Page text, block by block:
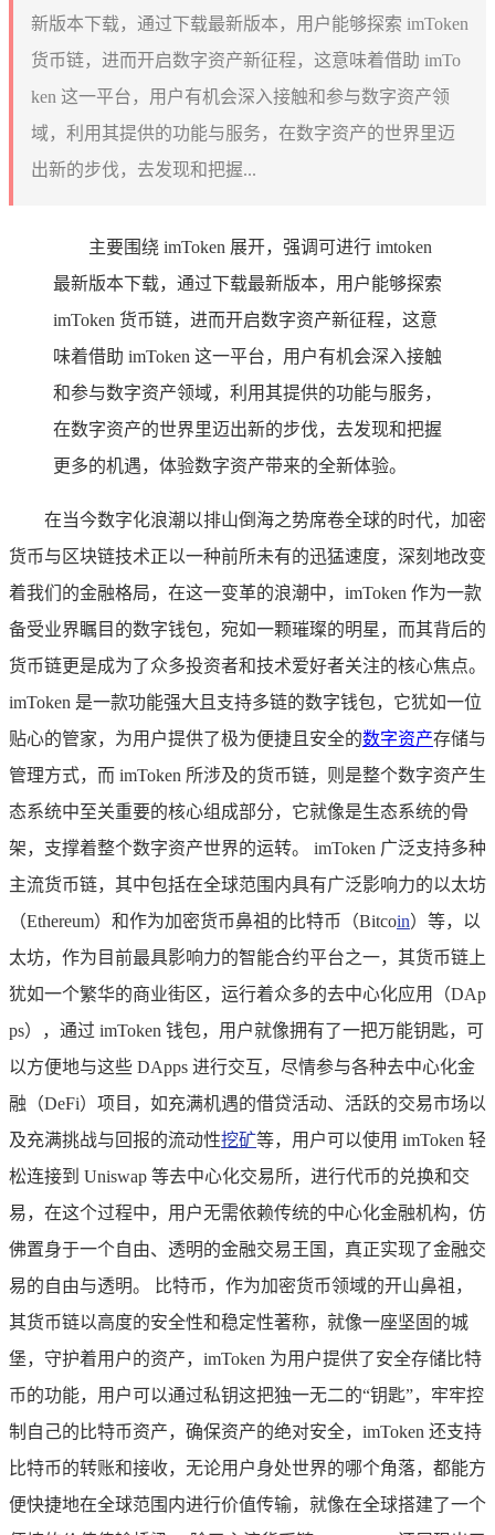
新版本下载，通过下载最新版本，用户能够探索 imToken
货币链，进而开启数字资产新征程，这意味着借助 imTo
ken 这一平台，用户有机会深入接触和参与数字资产领
域，利用其提供的功能与服务，在数字资产的世界里迈
出新的步伐，去发现和把握...
主要围绕 imToken 展开，强调可进行 imtoken
最新版本下载，通过下载最新版本，用户能够探索
imToken 货币链，进而开启数字资产新征程，这意
味着借助 imToken 这一平台，用户有机会深入接触
和参与数字资产领域，利用其提供的功能与服务，
在数字资产的世界里迈出新的步伐，去发现和把握
更多的机遇，体验数字资产带来的全新体验。
在当今数字化浪潮以排山倒海之势席卷全球的时代，加密
货币与区块链技术正以一种前所未有的迅猛速度，深刻地改变
着我们的金融格局，在这一变革的浪潮中，imToken 作为一款
备受业界瞩目的数字钱包，宛如一颗璀璨的明星，而其背后的
货币链更是成为了众多投资者和技术爱好者关注的核心焦点。
imToken 是一款功能强大且支持多链的数字钱包，它犹如一位
贴心的管家，为用户提供了极为便捷且安全的数字资产存储与
管理方式，而 imToken 所涉及的货币链，则是整个数字资产生
态系统中至关重要的核心组成部分，它就像是生态系统的骨
架，支撑着整个数字资产世界的运转。 imToken 广泛支持多种
主流货币链，其中包括在全球范围内具有广泛影响力的以太坊
（Ethereum）和作为加密货币鼻祖的比特币（Bitcoin）等，以
太坊，作为目前最具影响力的智能合约平台之一，其货币链上
犹如一个繁华的商业街区，运行着众多的去中心化应用（DAp
ps），通过 imToken 钱包，用户就像拥有了一把万能钥匙，可
以方便地与这些 DApps 进行交互，尽情参与各种去中心化金
融（DeFi）项目，如充满机遇的借贷活动、活跃的交易市场以
及充满挑战与回报的流动性挖矿等，用户可以使用 imToken 轻
松连接到 Uniswap 等去中心化交易所，进行代币的兑换和交
易，在这个过程中，用户无需依赖传统的中心化金融机构，仿
佛置身于一个自由、透明的金融交易王国，真正实现了金融交
易的自由与透明。 比特币，作为加密货币领域的开山鼻祖，
其货币链以高度的安全性和稳定性著称，就像一座坚固的城
堡，守护着用户的资产，imToken 为用户提供了安全存储比特
币的功能，用户可以通过私钥这把独一无二的“钥匙”，牢牢控
制自己的比特币资产，确保资产的绝对安全，imToken 还支持
比特币的转账和接收，无论用户身处世界的哪个角落，都能方
便快捷地在全球范围内进行价值传输，就像在全球搭建了一个